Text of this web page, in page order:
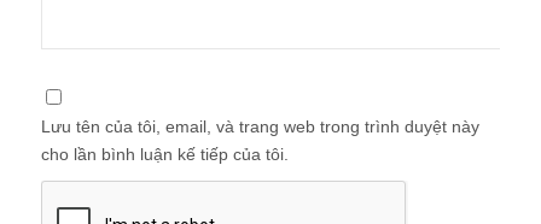
Lưu tên của tôi, email, và trang web trong trình duyệt này
cho lần bình luận kế tiếp của tôi.